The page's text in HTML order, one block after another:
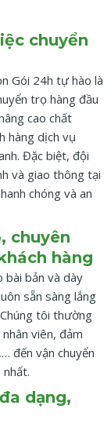
chuyển
Gói 24h tự hào là
trọ hàng đầu
cao chất
hàng dịch vụ
Đặc biệt, đội
và giao thông tại
chóng và an
chuyên
hàng
bài bản và dày
sẵn sàng lắng
tôi thường
viên, đảm
đến vận chuyển
dạng,